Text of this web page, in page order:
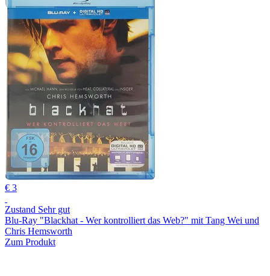
€ 3
Zustand Sehr gut
Blu-Ray "Blackhat - Wer kontrolliert das Web?" mit Tang Wei und
Chris Hemsworth
Zum Produkt